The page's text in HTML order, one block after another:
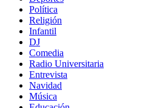
Política
Religión
Infantil
DJ
Comedia
Radio Universitaria
Entrevista
Navidad
Música